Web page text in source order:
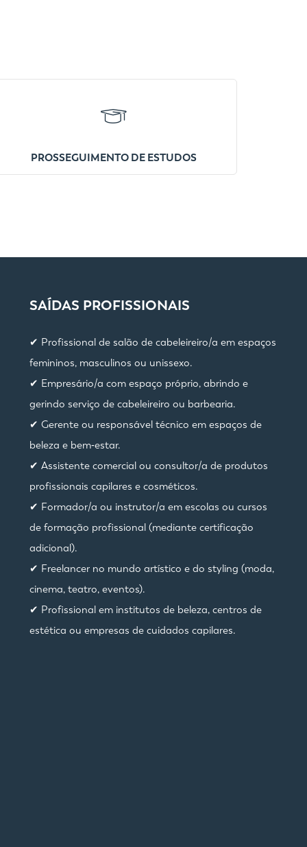
PROSSEGUIMENTO DE ESTUDOS
SAÍDAS PROFISSIONAIS
✔ Profissional de salão de cabeleireiro/a em espaços
femininos, masculinos ou unissexo.
✔ Empresário/a com espaço próprio, abrindo e
gerindo serviço de cabeleireiro ou barbearia.
✔ Gerente ou responsável técnico em espaços de
beleza e bem‑estar.
✔ Assistente comercial ou consultor/a de produtos
profissionais capilares e cosméticos.
✔ Formador/a ou instrutor/a em escolas ou cursos
de formação profissional (mediante certificação
adicional).
✔ Freelancer no mundo artístico e do styling (moda,
cinema, teatro, eventos).
✔ Profissional em institutos de beleza, centros de
estética ou empresas de cuidados capilares.